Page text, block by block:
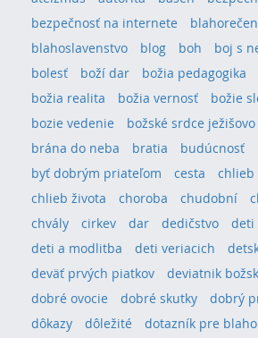
bezpečnosť na internete
blahoslavenstvo
blog boh
boj s
bolesť
boží dar božia pedagogika
božia realita
božia vernosť
božie
bozie vedenie
božské srdce ježišovo
brána do neba
bratia
budúcnosť
byť dobrým priateľom
cesta
chlieb
chlieb života
choroba chudobní
chvály
cirkev dar dedičstvo
deti
deti a modlitba
deti veriacich
deväť prvých piatkov
deviatnik
dobré ovocie
dobré skutky dobrý
dôkazy
dôležité
dotazník pre